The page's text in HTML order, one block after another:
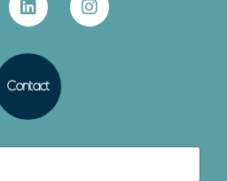
Contact